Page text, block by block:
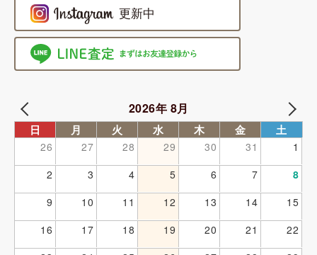
2026年 8月
日 月 火 水 木 金 土
26 27 28 29 30 31
1
2
3 4 5 6 7
8
9
10 11 12 13 14
15
16
17 18 19 20 21
22